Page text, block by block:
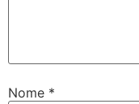
Nome *